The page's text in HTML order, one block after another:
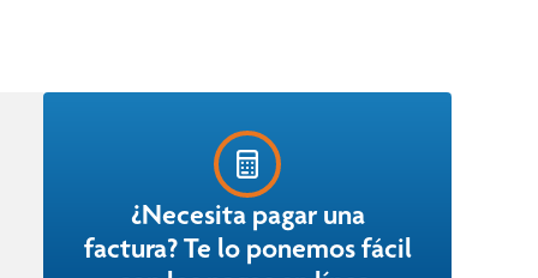
¿Necesita pagar una
factura? Te lo ponemos fácil